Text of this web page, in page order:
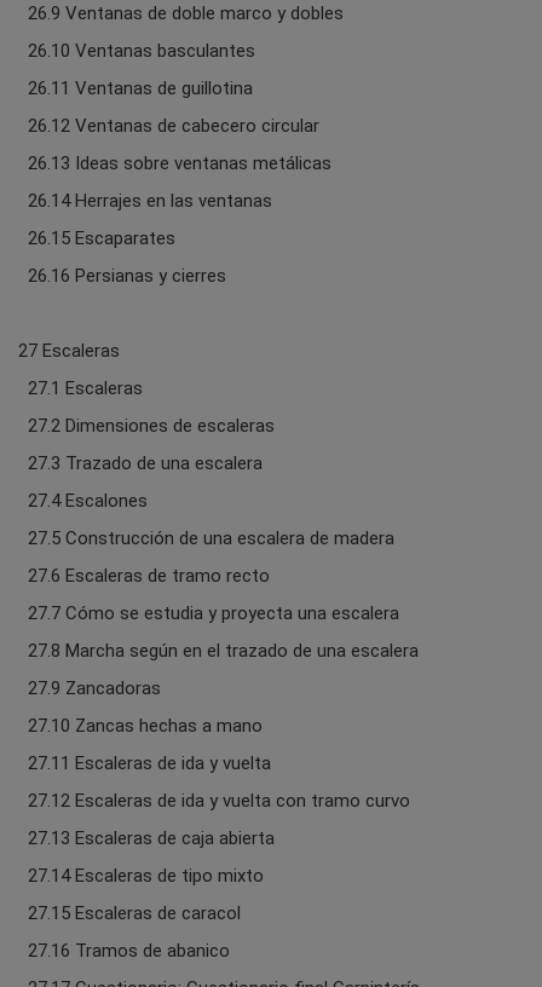
26.9 Ventanas de doble marco y dobles
26.10 Ventanas basculantes
26.11 Ventanas de guillotina
26.12 Ventanas de cabecero circular
26.13 Ideas sobre ventanas metálicas
26.14 Herrajes en las ventanas
26.15 Escaparates
26.16 Persianas y cierres
27 Escaleras
27.1 Escaleras
27.2 Dimensiones de escaleras
27.3 Trazado de una escalera
27.4 Escalones
27.5 Construcción de una escalera de madera
27.6 Escaleras de tramo recto
27.7 Cómo se estudia y proyecta una escalera
27.8 Marcha según en el trazado de una escalera
27.9 Zancadoras
27.10 Zancas hechas a mano
27.11 Escaleras de ida y vuelta
27.12 Escaleras de ida y vuelta con tramo curvo
27.13 Escaleras de caja abierta
27.14 Escaleras de tipo mixto
27.15 Escaleras de caracol
27.16 Tramos de abanico